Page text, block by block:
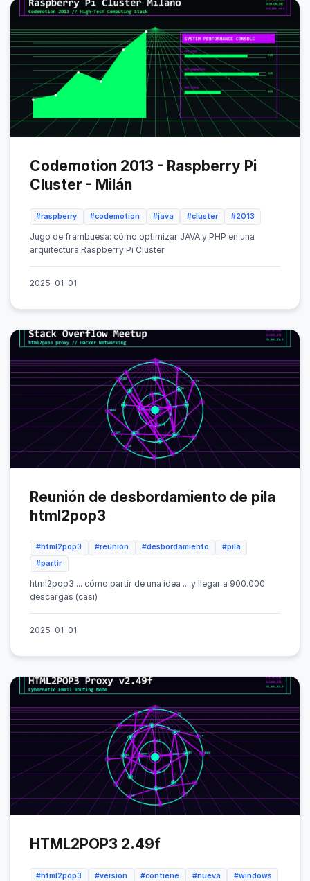
Codemotion 2013 - Raspberry Pi
Cluster - Milán
#raspberry #codemotion #java #cluster #2013
Jugo de frambuesa: cómo optimizar JAVA y PHP en una
arquitectura Raspberry Pi Cluster
2025-01-01
Reunión de desbordamiento de pila
html2pop3
#html2pop3 #reunión #desbordamiento
#pila
#partir
html2pop3 ... cómo partir de una idea ... y llegar a 900.000
descargas (casi)
2025-01-01
HTML2POP3 2.49f
#html2pop3 #versión #contiene #nueva #windows